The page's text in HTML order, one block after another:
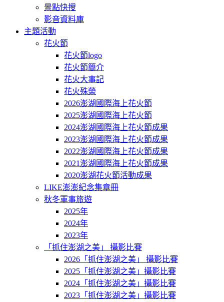
景點快搜
影音資料庫
主題活動
花火節
花火節logo
花火節簡介
花火大事記
花火殊榮
2026澎湖國際海上花火節
2025澎湖國際海上花火節
2024澎湖國際海上花火節成果
2023澎湖國際海上花火節成果
2022澎湖國際海上花火節成果
2021澎湖國際海上花火節成果
2020澎湖花火節活動成果
LIKE澎澎紀念集章冊
秋冬軍事旅遊
2025年
2024年
2023年
「抓住澎湖之美」 攝影比賽
2026「抓住澎湖之美」 攝影比賽
2025「抓住澎湖之美」攝影比賽
2024「抓住澎湖之美」攝影比賽
2023「抓住澎湖之美」攝影比賽